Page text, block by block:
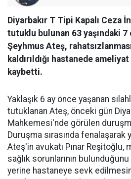
Diyarbakır T Tipi Kapalı Ceza
tutuklu bulunan 63 yaşındaki 7
Şeyhmus Ateş,
kaldırıldığı hastanede ameliyat
kaybetti.
Yaklaşık 6 ay önce yaşanan
tutuklanan Ateş, önceki gün
Mahkemesi'nde görülen
Duruşma sırasında
Ateş'in avukatı Pınar Reşitoğlu,
sağlık sorunlarının
yerine hastaneye sevk